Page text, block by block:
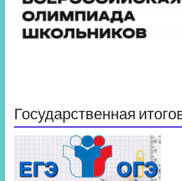
Государственная